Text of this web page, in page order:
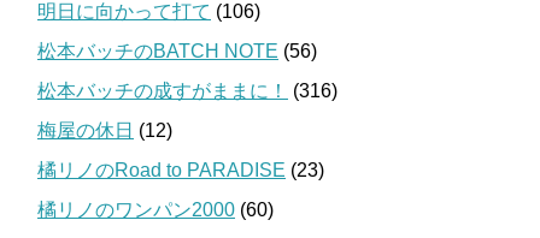
明日に向かって打て (106)
松本バッチのBATCH NOTE (56)
松本バッチの成すがままに！
(316)
梅屋の休日 (12)
橘リノのRoad to PARADISE (23)
橘リノのワンパン2000 (60)